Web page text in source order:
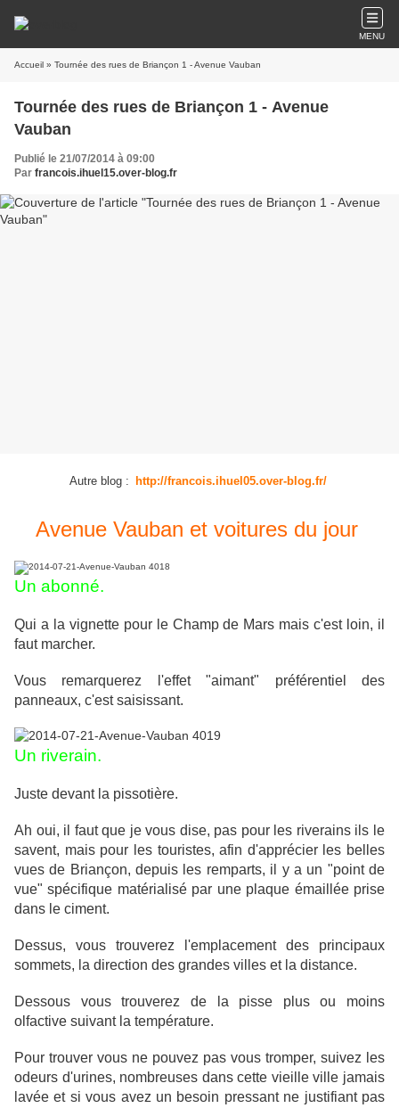
MENU
Accueil » Tournée des rues de Briançon 1 - Avenue Vauban
Tournée des rues de Briançon 1 - Avenue
Vauban
Publié le 21/07/2014 à 09:00
Par francois.ihuel15.over-blog.fr
Autre blog : http://francois.ihuel05.over-blog.fr/
Avenue Vauban et voitures du jour
Un abonné.
Qui a la vignette pour le Champ de Mars mais c'est loin, il
faut marcher.
Vous remarquerez l'effet "aimant" préférentiel des
panneaux, c'est saisissant.
Un riverain.
Juste devant la pissotière.
Ah oui, il faut que je vous dise, pas pour les riverains ils le
savent, mais pour les touristes, afin d'apprécier les belles
vues de Briançon, depuis les remparts, il y a un "point de
vue" spécifique matérialisé par une plaque émaillée prise
dans le ciment.
Dessus, vous trouverez l'emplacement des principaux
sommets, la direction des grandes villes et la distance.
Dessous vous trouverez de la pisse plus ou moins
olfactive suivant la température.
Pour trouver vous ne pouvez pas vous tromper, suivez les
odeurs d'urines, nombreuses dans cette vieille ville jamais
lavée et si vous avez un besoin pressant ne justifiant pas